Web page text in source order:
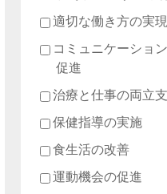
適切な働き方の実現
コミュニケーショ
促進
治療と仕事の両立
保健指導の実施
食生活の改善
運動機会の促進